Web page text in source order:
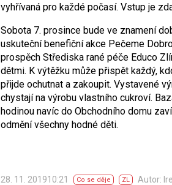
vyhřívaná pro každé počasí. Vstup je
Sobota 7. prosince bude ve znamení
uskuteční benefiční akce Pečeme
prospěch Střediska rané péče Educo
dětmi. K výtěžku může přispět každý,
přijde ochutnat a zakoupit. Vystavené
chystají na výrobu vlastního cukroví.
hodinou navíc do Obchodního domu
odmění všechny hodné děti.
28. 11. 201910:21 Co se děje ZL Autor: